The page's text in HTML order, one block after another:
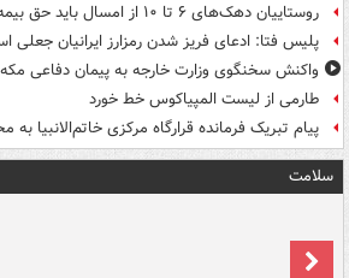
روستاییان دهک‌های ۶ تا ۱۰ از امسال باید حق بیمه بپردازند
پلیس فتا: ادعای فریز شدن رمزارز ایرانیان جعلی
واکنش سخنگوی وزارت خارجه به پیمان دفاعی مکه
طارمی از لیست المپیاکوس خط خورد
پیام تبریک فرمانده قرارگاه مرکزی خاتم‌الانبیا
سلامت